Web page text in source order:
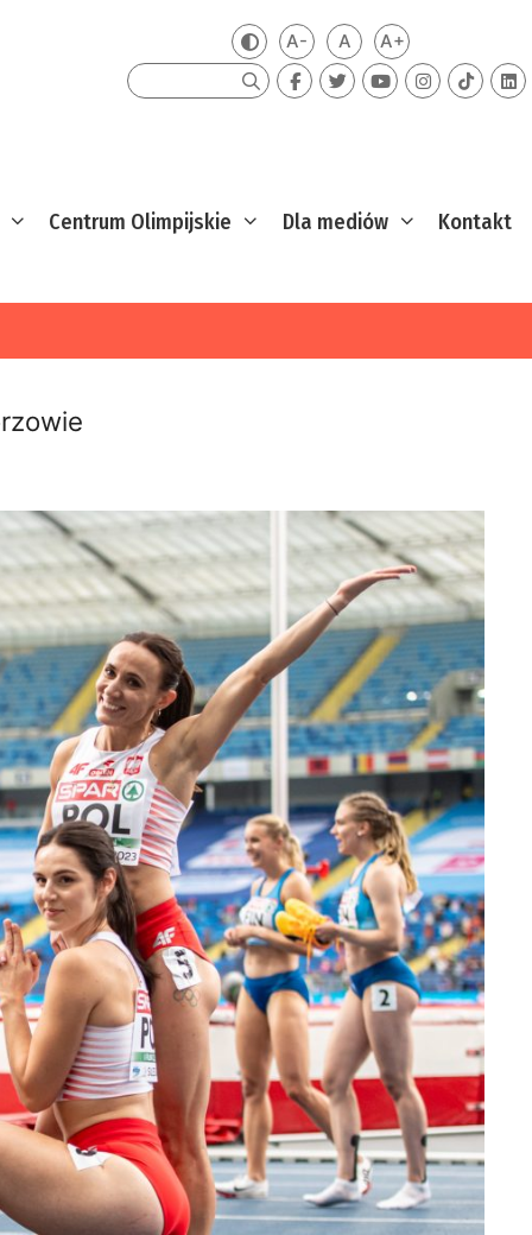
Zmień kontrast
A-Mniejsza czcionka
ADomyślna czcionka
A+Większa
Szukaj
Centrum Olimpijskie Dla mediów Kontakt